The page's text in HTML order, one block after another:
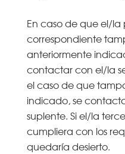
En caso de que el/
correspondiente
anteriormente
contactar con el/la
el caso de que
indicado, se
suplente. Si el/la
cumpliera con los
quedaría desierto.